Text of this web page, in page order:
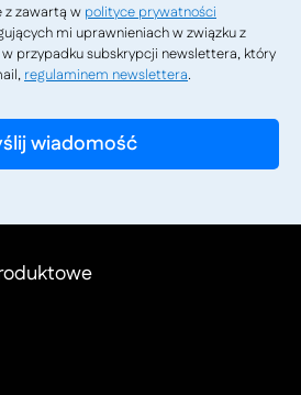
z zawartą w polityce prywatności
mi uprawnieniach w związku z
przypadku subskrypcji newslettera, który
regulaminem newslettera.